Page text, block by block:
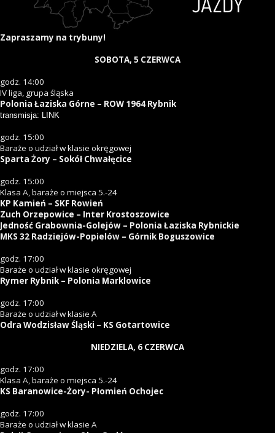
Zapraszamy na trybuny!
SOBOTA, 5 CZERWCA
godz. 14:00
IV liga, grupa śląska
Polonia Łaziska Górne – ROW 1964 Rybnik
transmisja: LINK
godz. 15:00
Baraże o udział w klasie okręgowej
Sparta Żory – Sokół Chwałęcice
godz. 15:00
Klasa A, baraże o miejsca 5.-24
KP Kamień – SKF Rowień
Zuch Orzepowice – Inter Krostoszowice
Jedność Grabownia-Golejów – Polonia Łaziska Rybnickie
MKS 32 Radziejów-Popielów – Górnik Boguszowice
godz. 17:00
Baraże o udział w klasie okręgowej
Rymer Rybnik – Polonia Marklowice
godz. 17:00
Baraże o udział w klasie A
Odra Wodzisław Śląski – KS Gotartowice
NIEDZIELA, 6 CZERWCA
godz. 17:00
Klasa A, baraże o miejsca 5.-24
KS Baranowice-Żory- Płomień Ochojec
godz. 17:00
Baraże o udział w klasie A